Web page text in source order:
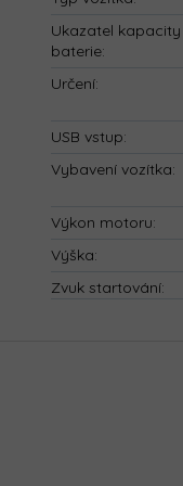
Ukazatel kapacity
baterie:
Určení:
USB vstup:
Vybavení vozítka:
Výkon motoru:
Výška:
Zvuk startování: